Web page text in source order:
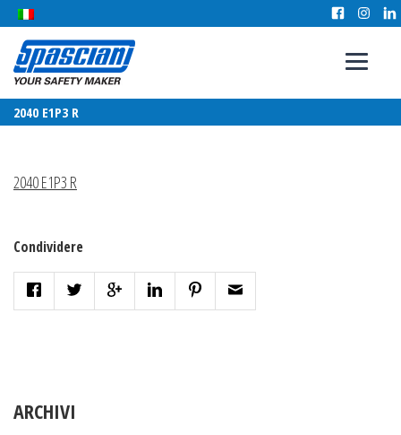
2040 E1P3 R
2040 E1P3 R
Condividere
ARCHIVI